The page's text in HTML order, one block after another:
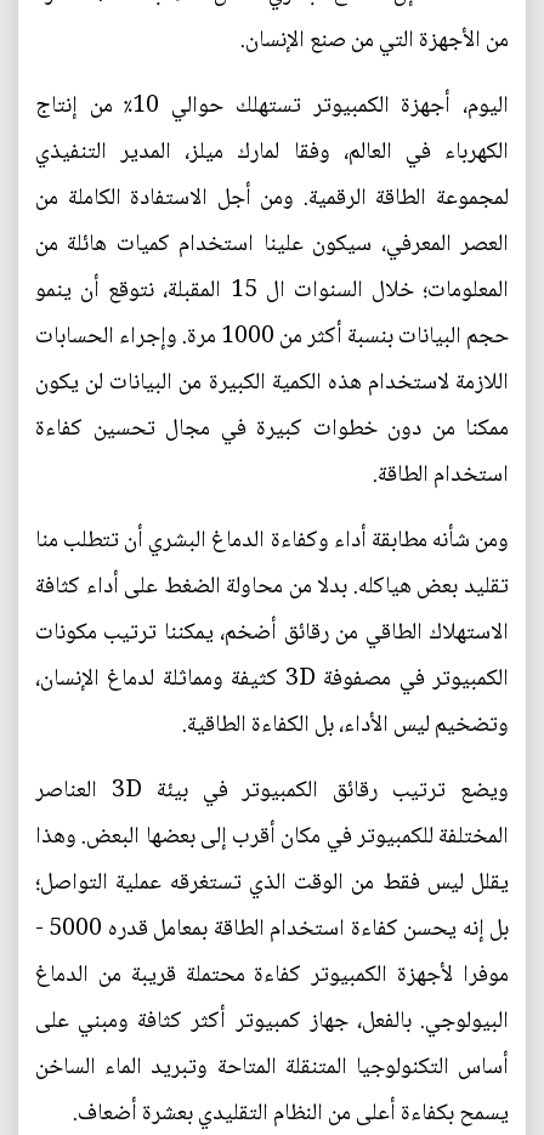
من الأجهزة التي من صنع الإنسان.
اليوم، أجهزة الكمبيوتر تستهلك حوالي 10٪ من إنتاج
الكهرباء في العالم، وفقا لمارك ميلز، المدير التنفيذي
لمجموعة الطاقة الرقمية. ومن أجل الاستفادة الكاملة من
العصر المعرفي، سيكون علينا استخدام كميات هائلة من
المعلومات؛ خلال السنوات ال 15 المقبلة، نتوقع أن ينمو
حجم البيانات بنسبة أكثر من 1000 مرة. وإجراء الحسابات
اللازمة لاستخدام هذه الكمية الكبيرة من البيانات لن يكون
ممكنا من دون خطوات كبيرة في مجال تحسين كفاءة
استخدام الطاقة.
ومن شأنه مطابقة أداء وكفاءة الدماغ البشري أن تتطلب منا
تقليد بعض هياكله. بدلا من محاولة الضغط على أداء كثافة
الاستهلاك الطاقي من رقائق أضخم، يمكننا ترتيب مكونات
الكمبيوتر في مصفوفة 3D كثيفة ومماثلة لدماغ الإنسان،
وتضخيم ليس الأداء، بل الكفاءة الطاقية.
ويضع ترتيب رقائق الكمبيوتر في بيئة 3D العناصر
المختلفة للكمبيوتر في مكان أقرب إلى بعضها البعض. وهذا
يقلل ليس فقط من الوقت الذي تستغرقه عملية التواصل؛
بل إنه يحسن كفاءة استخدام الطاقة بمعامل قدره 5000 -
موفرا لأجهزة الكمبيوتر كفاءة محتملة قريبة من الدماغ
البيولوجي. بالفعل، جهاز كمبيوتر أكثر كثافة ومبني على
أساس التكنولوجيا المتنقلة المتاحة وتبريد الماء الساخن
يسمح بكفاءة أعلى من النظام التقليدي بعشرة أضعاف.